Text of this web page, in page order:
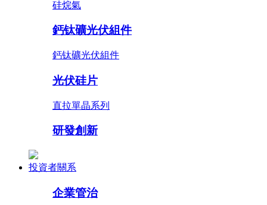
硅烷氣
鈣钛礦光伏組件
鈣钛礦光伏組件
光伏硅片
直拉單晶系列
研發創新
投資者關系
企業管治